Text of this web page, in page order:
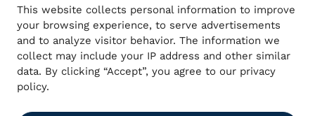
This website collects personal information to improve
your browsing experience, to serve advertisements
and to analyze visitor behavior. The information we
collect may include your IP address and other similar
data. By clicking “Accept”, you agree to our privacy
policy.
Bromont, QC J2L 0L4
450 390-0393
communications@technumquebec.ca